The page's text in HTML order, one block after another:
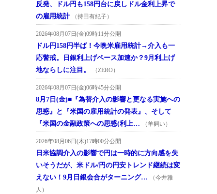
反発、ドル円も158円台に戻しドル金利上昇で
の雇用統計
（持田有紀子）
2026年08月07日(金)09時11分公開
ドル円158円半ば！今晩米雇用統計→介入も一
応警戒。日銀利上げペース加速か？9月利上げ
地ならしに注目。
（ZERO）
2026年08月07日(金)06時45分公開
8月7日(金)■『為替介入の影響と更なる実施への
思惑』と『米国の雇用統計の発表』、そして
『米国の金融政策への思惑(利上…
（羊飼い）
2026年08月06日(木)17時00分公開
日米協調介入の影響で円は一時的に方向感を失
いそうだが、米ドル/円の円安トレンド継続は変
えない！9月日銀会合がターニング…
（今井雅
人）